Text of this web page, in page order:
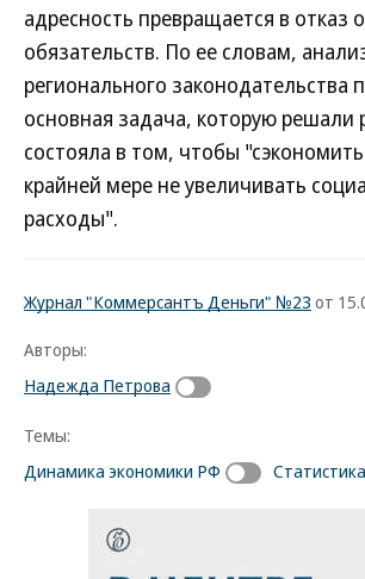
адресность превращается в отказ
обязательств. По ее словам,
регионального законодательства
основная задача, которую решали
состояла в том, чтобы
крайней мере не увеличивать
расходы".
Журнал "Коммерсантъ Деньги" №23 от
Авторы:
Надежда Петрова
Темы:
Динамика экономики РФ
Статистика